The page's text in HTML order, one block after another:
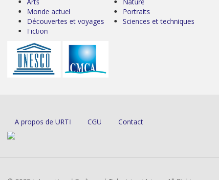
Monde actuel
Découvertes et voyages
Fiction
Portraits
Sciences et techniques
A propos de URTI CGU Contact